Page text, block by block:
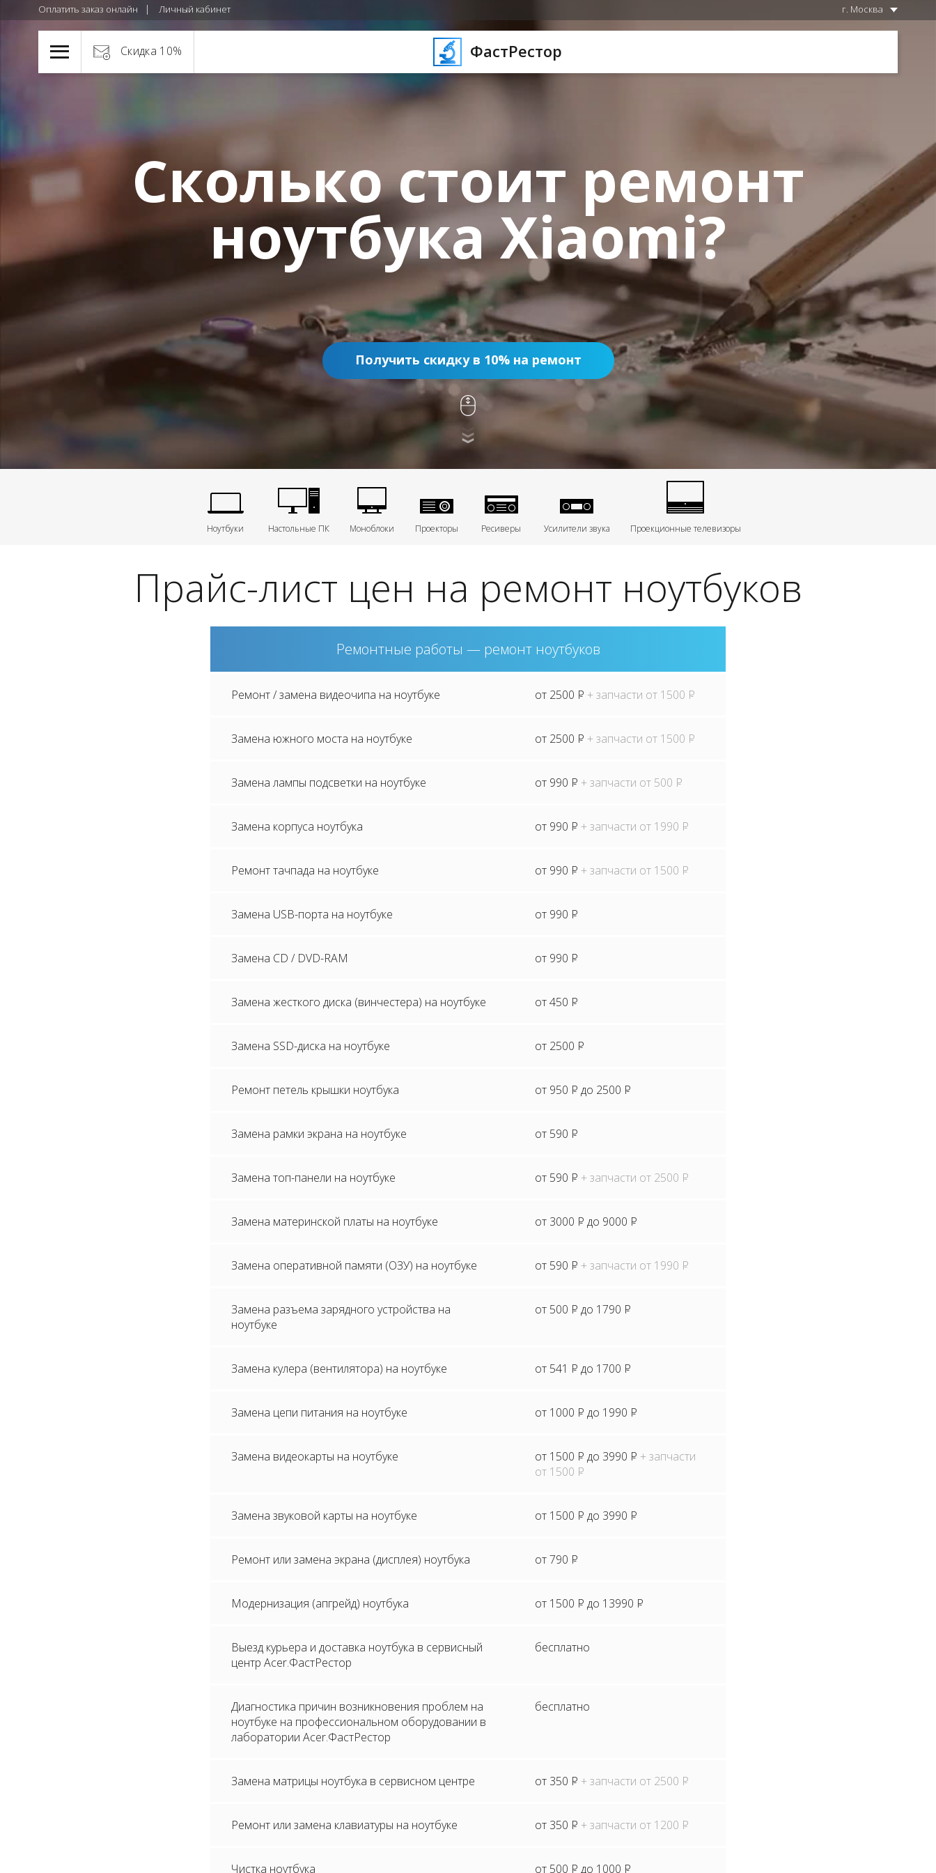
Оплатить заказ онлайн Личный кабинет г. Москва
ФастРестор
Скидка 10%
Сколько стоит ремонт
ноутбука Xiaomi?
Получить скидку в 10% на ремонт
Ноутбуки Настольные ПК Моноблоки Проекторы Ресиверы Усилители звука Проекционные телевизоры
Прайс-лист цен на ремонт ноутбуков
Ремонтные работы — ремонт ноутбуков
Ремонт / замена видеочипа на ноутбуке от 2500 P + запчасти от 1500 P
Замена южного моста на ноутбуке от 2500 P + запчасти от 1500 P
Замена лампы подсветки на ноутбуке от 990 P + запчасти от 500 P
Замена корпуса ноутбука от 990 P + запчасти от 1990 P
Ремонт тачпада на ноутбуке от 990 P + запчасти от 1500 P
Замена USB-порта на ноутбуке от 990 P
Замена CD / DVD-RAM от 990 P
Замена жесткого диска (винчестера) на ноутбуке от 450 P
Замена SSD-диска на ноутбуке от 2500 P
Ремонт петель крышки ноутбука от 950 P до 2500 P
Замена рамки экрана на ноутбуке от 590 P
Замена топ-панели на ноутбуке от 590 P + запчасти от 2500 P
Замена материнской платы на ноутбуке от 3000 P до 9000 P
Замена оперативной памяти (ОЗУ) на ноутбуке от 590 P + запчасти от 1990 P
Замена разъема зарядного устройства на
ноутбуке
от 500 P до 1790 P
Замена кулера (вентилятора) на ноутбуке от 541 P до 1700 P
Замена цепи питания на ноутбуке от 1000 P до 1990 P
Замена видеокарты на ноутбуке от 1500 P до 3990 P + запчасти
от 1500 P
Замена звуковой карты на ноутбуке от 1500 P до 3990 P
Ремонт или замена экрана (дисплея) ноутбука от 790 P
Модернизация (апгрейд) ноутбука от 1500 P до 13990 P
Выезд курьера и доставка ноутбука в сервисный
центр Acer.ФастРестор
бесплатно
Диагностика причин возникновения проблем на
ноутбуке на профессиональном оборудовании в
лаборатории Acer.ФастРестор
бесплатно
Замена матрицы ноутбука в сервисном центре от 350 P + запчасти от 2500 P
Ремонт или замена клавиатуры на ноутбуке от 350 P + запчасти от 1200 P
Чистка ноутбука от 500 P до 1000 P